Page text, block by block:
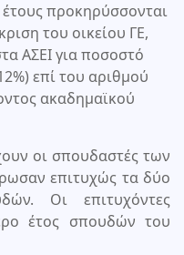
προκηρύσσονται
του οικείου ΓΕ,
ΑΣΕΙ για ποσοστό
επί του αριθμού
ακαδημαϊκού
οι σπουδαστές των
επιτυχώς τα δύο
Οι επιτυχόντες
έτος σπουδών του